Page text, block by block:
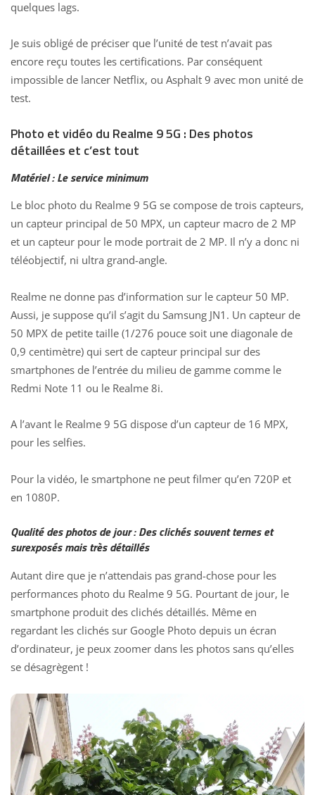
quelques lags.
Je suis obligé de préciser que l’unité de test n’avait pas
encore reçu toutes les certifications. Par conséquent
impossible de lancer Netflix, ou Asphalt 9 avec mon unité de
test.
Photo et vidéo du Realme 9 5G : Des photos
détaillées et c’est tout
Matériel: Le service minimum
Le bloc photo du Realme 9 5G se compose de trois capteurs,
un capteur principal de 50 MPX, un capteur macro de 2 MP
et un capteur pour le mode portrait de 2 MP. Il n’y a donc ni
téléobjectif, ni ultra grand-angle.
Realme ne donne pas d’information sur le capteur 50 MP.
Aussi, je suppose qu’il s’agit du Samsung JN1. Un capteur de
50 MPX de petite taille (1/276 pouce soit une diagonale de
0,9 centimètre) qui sert de capteur principal sur des
smartphones de l’entrée du milieu de gamme comme le
Redmi Note 11 ou le Realme 8i.
A l’avant le Realme 9 5G dispose d’un capteur de 16 MPX,
pour les selfies.
Pour la vidéo, le smartphone ne peut filmer qu’en 720P et
en 1080P.
Qualité des photos de jour : Des clichés souvent ternes et
surexposés mais très détaillés
Autant dire que je n’attendais pas grand-chose pour les
performances photo du Realme 9 5G. Pourtant de jour, le
smartphone produit des clichés détaillés. Même en
regardant les clichés sur Google Photo depuis un écran
d’ordinateur, je peux zoomer dans les photos sans qu’elles
se désagrègent !